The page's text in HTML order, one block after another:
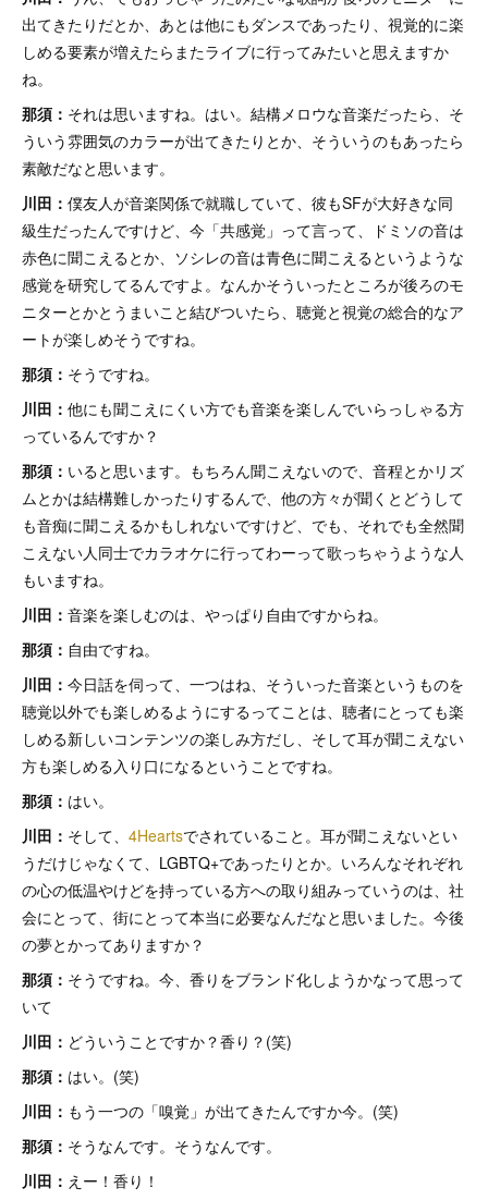
出てきたりだとか、あとは他にもダンスであったり、視覚的に楽
しめる要素が増えたらまたライブに行ってみたいと思えますか
ね。
那須： それは思いますね。はい。結構メロウな音楽だったら、そ
ういう雰囲気のカラーが出てきたりとか、そういうのもあったら
素敵だなと思います。
川田： 僕友人が音楽関係で就職していて、彼もSFが大好きな同
級生だったんですけど、今「共感覚」って言って、ドミソの音は
赤色に聞こえるとか、ソシレの音は青色に聞こえるというような
感覚を研究してるんですよ。なんかそういったところが後ろのモ
ニターとかとうまいこと結びついたら、聴覚と視覚の総合的なア
ートが楽しめそうですね。
那須： そうですね。
川田： 他にも聞こえにくい方でも音楽を楽しんでいらっしゃる方
っているんですか？
那須： いると思います。もちろん聞こえないので、音程とかリズ
ムとかは結構難しかったりするんで、他の方々が聞くとどうして
も音痴に聞こえるかもしれないですけど、でも、それでも全然聞
こえない人同士でカラオケに行ってわーって歌っちゃうような人
もいますね。
川田： 音楽を楽しむのは、やっぱり自由ですからね。
那須： 自由ですね。
川田： 今日話を伺って、一つはね、そういった音楽というものを
聴覚以外でも楽しめるようにするってことは、聴者にとっても楽
しめる新しいコンテンツの楽しみ方だし、そして耳が聞こえない
方も楽しめる入り口になるということですね。
那須： はい。
川田： そして、 4Heartsでされていること。耳が聞こえないとい
うだけじゃなくて、LGBTQ+であったりとか。いろんなそれぞれ
の心の低温やけどを持っている方への取り組みっていうのは、社
会にとって、街にとって本当に必要なんだなと思いました。今後
の夢とかってありますか？
那須： そうですね。今、香りをブランド化しようかなって思って
いて
川田： どういうことですか？香り？(笑)
那須： はい。(笑)
川田： もう一つの「嗅覚」が出てきたんですか今。(笑)
那須： そうなんです。そうなんです。
川田： えー！香り！